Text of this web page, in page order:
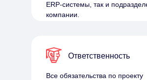
ERP-системы, так и
компании.
Ответственность
Все обязательства по проекту